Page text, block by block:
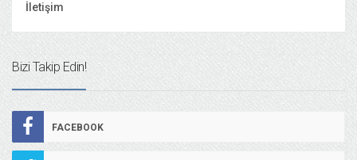
İletişim
Bizi Takip Edin!
FACEBOOK